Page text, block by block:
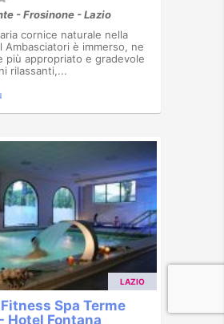
- Frosinone - Lazio
cornice naturale nella
Ambasciatori è immerso, ne
più appropriato e gradevole
rilassanti,...
LAZIO
Spa Terme
Hotel Fontana